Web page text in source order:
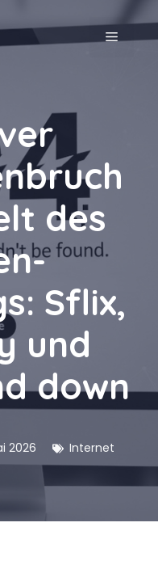
MENÜ
des
Sflix,
und
down
2026 Internet